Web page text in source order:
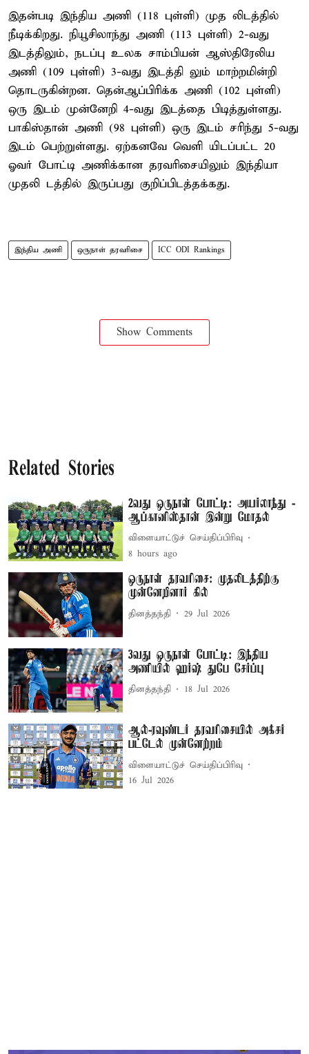
இதன்படி இந்திய அணி (118 புள்ளி) முத லிடத்தில்
நீடிக்கிறது. நியூசிலாந்து அணி (113 புள்ளி) 2-வது
இடத்திலும், நடப்பு உலக சாம்பியன் ஆஸ்திரேலிய
அணி (109 புள்ளி) 3-வது இடத்தி லும் மாற்றமின்றி
தொடருகின்றன. தென்ஆப்பிரிக்க அணி (102 புள்ளி)
ஒரு இடம் முன்னேறி 4-வது இடத்தை பிடித்துள்ளது.
பாகிஸ்தான் அணி (98 புள்ளி) ஒரு இடம் சரிந்து 5-வது
இடம் பெற்றுள்ளது. ஏற்கனவே வெளி யிடப்பட்ட 20
ஓவர் போட்டி அணிக்கான தரவரிசையிலும் இந்தியா
முதலி டத்தில் இருப்பது குறிப்பிடத்தக்கது.
இந்திய அணி ஒருநாள் தரவரிசை ICC ODI Rankings
Show Comments
Related Stories
2வது ஒருநாள் போட்டி: அயர்லாந்து -
ஆப்கானிஸ்தான் இன்று மோதல்
விளையாட்டுச் செய்திப்பிரிவு
8 hours ago
ஒருநாள் தரவரிசை: முதலிடத்திற்கு
முன்னேறினார் கில்
தினத்தந்தி 29 Jul 2026
3வது ஒருநாள் போட்டி: இந்திய
அணியில் ஹர்ஷ் துபே சேர்ப்பு
தினத்தந்தி 18 Jul 2026
ஆல்-ரவுண்டர் தரவரிசையில் அக்சர்
பட்டேல் முன்னேற்றம்
விளையாட்டுச் செய்திப்பிரிவு
16 Jul 2026